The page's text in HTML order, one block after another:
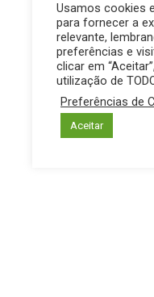
Usamos cookies
para fornecer a
relevante,
preferências e
clicar em
utilização de
Preferências de
Aceitar